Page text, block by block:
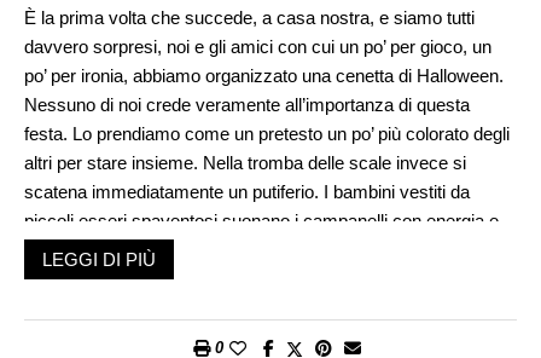
È la prima volta che succede, a casa nostra, e siamo tutti
davvero sorpresi, noi e gli amici con cui un po’ per gioco, un
po’ per ironia, abbiamo organizzato una cenetta di Halloween.
Nessuno di noi crede veramente all’importanza di questa
festa. Lo prendiamo come un pretesto un po’ più colorato degli
altri per stare insieme. Nella tromba delle scale invece si
scatena immediatamente un putiferio. I bambini vestiti da
piccoli esseri spaventosi suonano i campanelli con energia e
urlano «Dolcetto o scherzetto!!!» con gran foga. Più che una
richiesta amichevole sembra una simpatica minaccia di
da alcune mamme (perché nessun papà?). Le signore
LEGGI DI PIÙ
0